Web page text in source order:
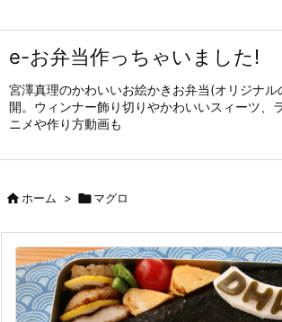
e-お弁当作っちゃいました!
宮澤真理のかわいいお絵かきお弁当(オリジナ
開。ウィンナー飾り切りやかわいいスィーツ、
ニメや作り方動画も
ホーム > マグロ